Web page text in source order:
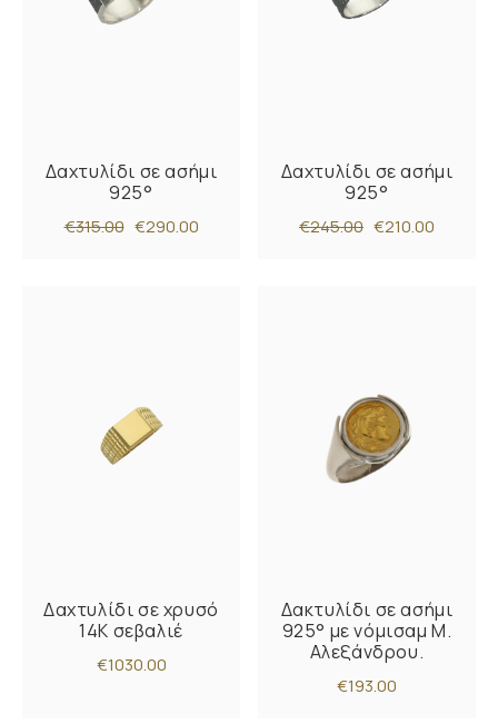
Δαχτυλίδι σε ασήμι
925°
€315.00 €290.00
Δαχτυλίδι σε ασήμι
925°
€245.00 €210.00
Δαχτυλίδι σε χρυσό
14Κ σεβαλιέ
€1030.00
Δακτυλίδι σε ασήμι
925° με νόμισαμ Μ.
Αλεξάνδρου.
€193.00